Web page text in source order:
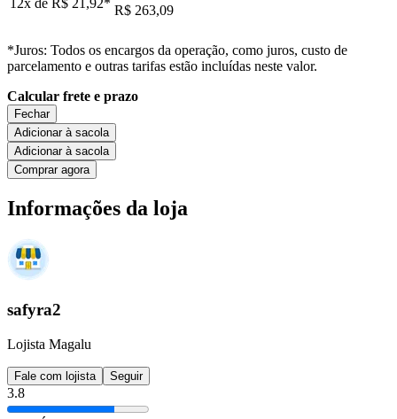
R$ 263,09
*Juros: Todos os encargos da operação, como juros, custo de
parcelamento e outras tarifas estão incluídas neste valor.
Calcular frete e prazo
Fechar
Adicionar à sacola
Adicionar à sacola
Comprar agora
Informações da loja
safyra2
Lojista Magalu
Fale com lojista Seguir
3.8